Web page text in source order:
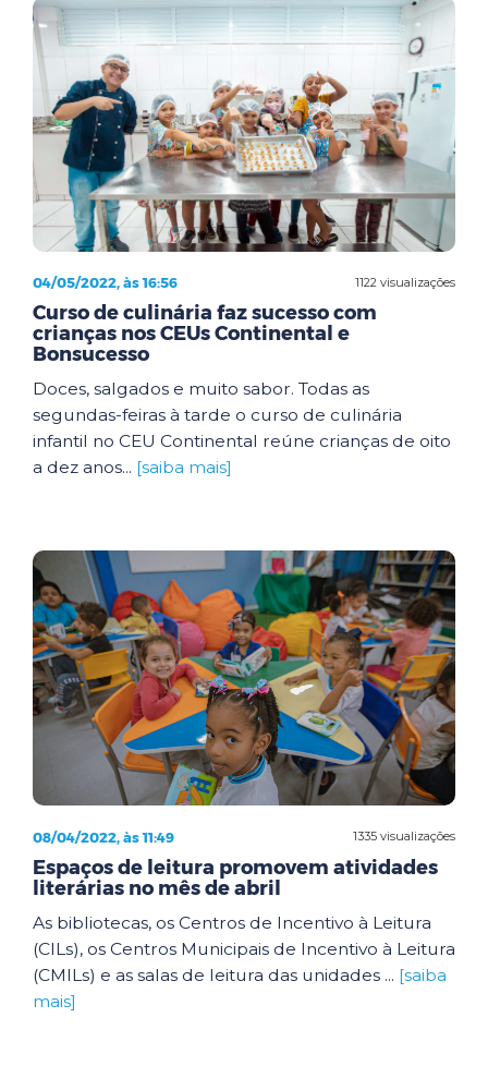
1122 visualizações
04/05/2022, às 16:56
Curso de culinária faz sucesso com
crianças nos CEUs Continental e
Bonsucesso
Doces, salgados e muito sabor. Todas as
segundas-feiras à tarde o curso de culinária
infantil no CEU Continental reúne crianças de oito
a dez anos... [saiba mais]
1335 visualizações
08/04/2022, às 11:49
Espaços de leitura promovem atividades
literárias no mês de abril
As bibliotecas, os Centros de Incentivo à Leitura
(CILs), os Centros Municipais de Incentivo à Leitura
(CMILs) e as salas de leitura das unidades ... [saiba
mais]